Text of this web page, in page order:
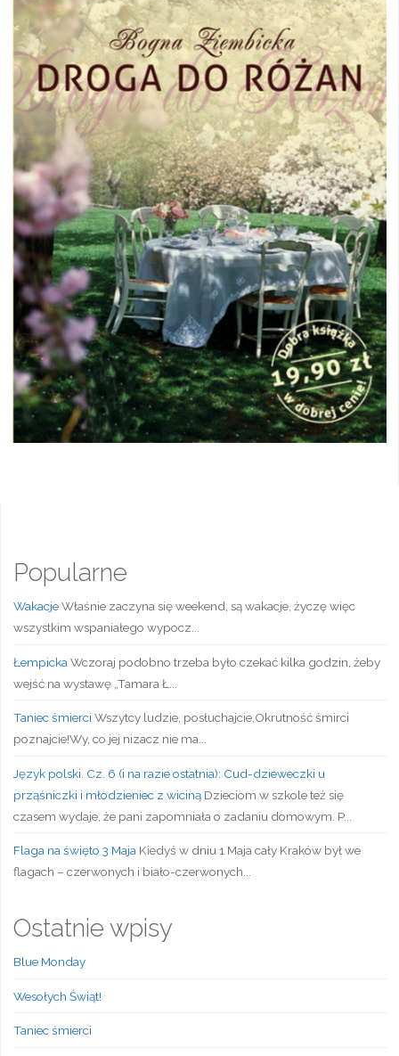
Popularne
Wakacje Właśnie zaczyna się weekend, są wakacje, życzę więc
wszystkim wspaniałego wypocz...
Łempicka Wczoraj podobno trzeba było czekać kilka godzin, żeby
wejść na wystawę „Tamara Ł...
Taniec śmierci Wszytcy ludzie, posłuchajcie,Okrutność śmirci
poznajcie!Wy, co jej nizacz nie ma...
Język polski. Cz. 6 (i na razie ostatnia): Cud-dzieweczki u
prząśniczki i młodzieniec z wiciną Dzieciom w szkole też się
czasem wydaje, że pani zapomniała o zadaniu domowym. P...
Flaga na święto 3 Maja Kiedyś w dniu 1 Maja cały Kraków był we
flagach – czerwonych i biało-czerwonych...
Ostatnie wpisy
Blue Monday
Wesołych Świąt!
Taniec śmierci